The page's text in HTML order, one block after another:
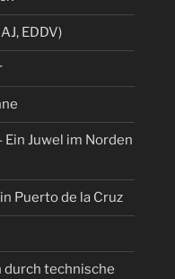
EDDV)
Ein Juwel im Norden
Puerto de la Cruz
durch technische